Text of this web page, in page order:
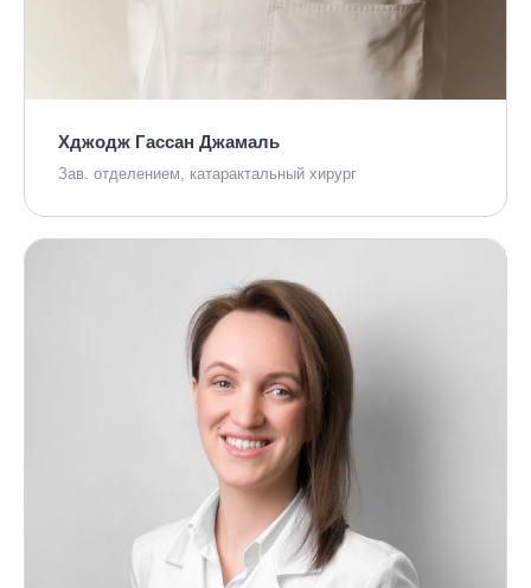
Хджодж Гассан Джамаль
Зав. отделением, катарактальный хирург